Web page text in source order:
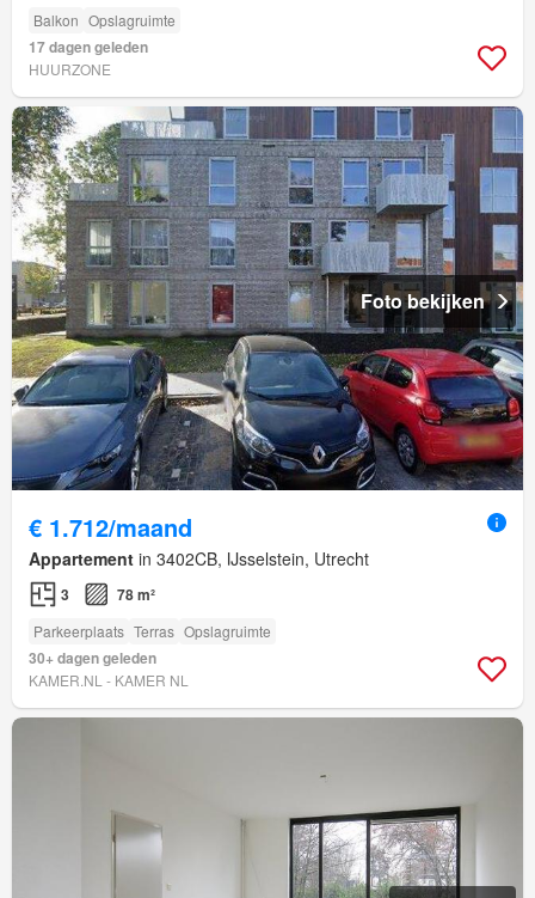
Balkon Opslagruimte
17 dagen geleden
HUURZONE
Foto bekijken
€ 1.712/maand
Appartement in 3402CB, IJsselstein, Utrecht
3 78 m²
Parkeerplaats Terras Opslagruimte
30+ dagen geleden
KAMER.NL - KAMER NL